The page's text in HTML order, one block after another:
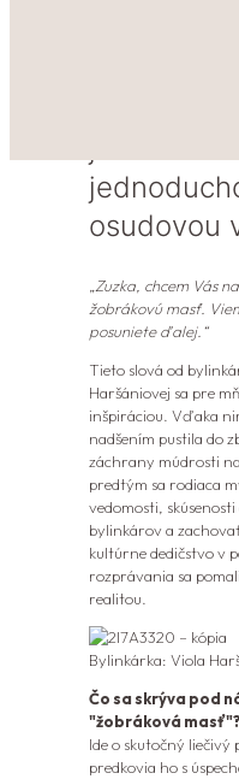
osudovou
„Zuzka, chcem Vás
žobrákovú masť.
posuniete ďalej.“
Tieto slová od
Haršániovej sa pre
inšpiráciou. Vďaka
nadšením pustila do
záchrany múdrosti
predtým sa rodiaca
vedomosti,
bylinkárov a
kultúrne dedičstvo v
rozprávania sa
realitou.
Bylinkárka: Viola
Čo sa skrýva pod
"žobráková masť"?
Ide o skutočný liečivý
predkovia ho s